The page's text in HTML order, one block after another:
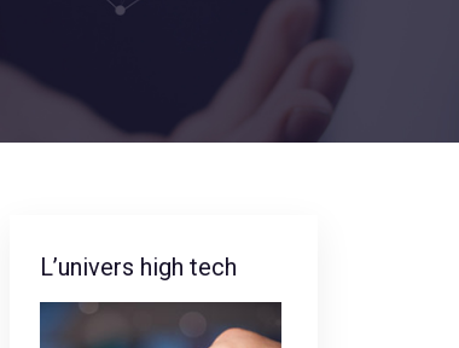
L’univers high tech